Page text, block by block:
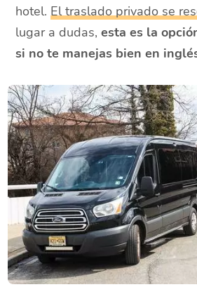
hotel.El traslado privado se
lugar a dudas,esta es la
si no te manejas bien en